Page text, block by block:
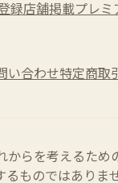
録店舗掲載プレミ
い合わせ特定商取
からを考えるため
ものではありま